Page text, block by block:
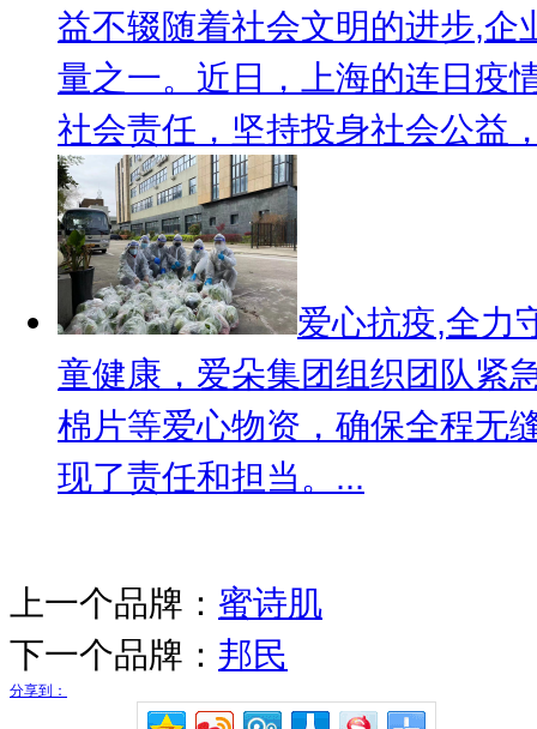
益不辍随着社会文明的进步,企
量之一。近日，上海的连日疫
社会责任，坚持投身社会公益
爱心抗疫,全力
童健康，爱朵集团组织团队紧
棉片等爱心物资，确保全程无
现了责任和担当。...
上一个品牌： 蜜诗肌
下一个品牌： 邦民
分享到：